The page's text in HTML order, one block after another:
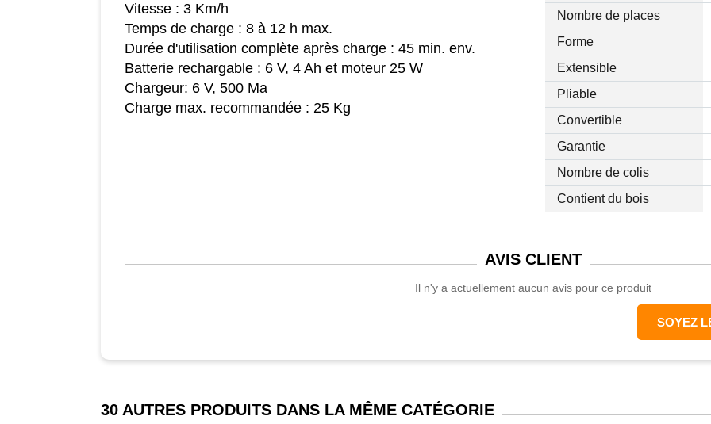
Vitesse : 3 Km/h
Temps de charge : 8 à 12 h max.
Durée d'utilisation complète après charge : 45 min. env.
Batterie rechargable : 6 V, 4 Ah et moteur 25 W
Chargeur: 6 V, 500 Ma
Charge max. recommandée : 25 Kg
Nombre de places
Forme
Extensible
Pliable
Convertible
Garantie
Nombre de colis
Contient du bois
AVISCLIENT
Il n'y a actuellement aucun avis pour ce produit
SOYEZ
30 AUTRES PRODUITS DANS LA MÊME CATÉGORIE